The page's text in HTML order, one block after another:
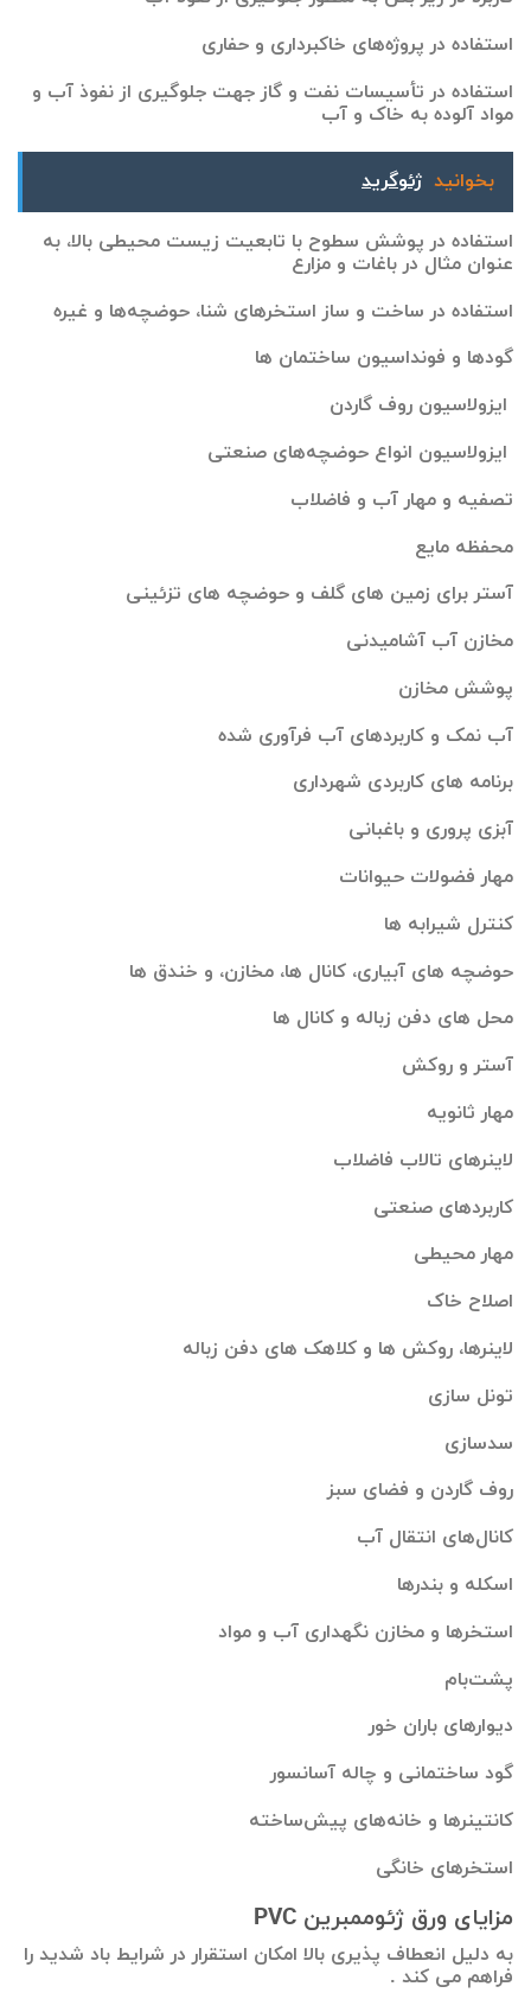
استفاده در پروژه‌‌های خاکبرداری و حفاری
استفاده در تأسیسات نفت و گاز جهت جلوگیری از نفوذ آب و
مواد آلوده به خاک و آب
بخوانید ژئوگرید
استفاده در پوشش سطوح با تابعیت زیست محیطی بالا، به
عنوان مثال در باغات و مزارع
استفاده در ساخت و ساز استخرهای شنا، حوضچه‌‌ها و غیره
گودها و فونداسیون ساختمان ها
ایزولاسیون روف گاردن
ایزولاسیون انواع حوضچه‌های صنعتی
تصفیه و مهار آب و فاضلاب
محفظه مایع
آستر برای زمین های گلف و حوضچه های تزئینی
مخازن آب آشامیدنی
پوشش مخازن
آب نمک و کاربردهای آب فرآوری شده
برنامه های کاربردی شهرداری
آبزی پروری و باغبانی
مهار فضولات حیوانات
کنترل شیرابه ها
حوضچه های آبیاری، کانال ها، مخازن، و خندق ها
محل های دفن زباله و کانال ها
آستر و روکش
مهار ثانویه
لاینرهای تالاب فاضلاب
کاربردهای صنعتی
مهار محیطی
اصلاح خاک
لاینرها، روکش ها و کلاهک های دفن زباله
تونل سازی
سدسازی
روف گاردن و فضای سبز
کانال‌های انتقال آب
اسکله و بندرها
استخرها و مخازن نگهداری آب و مواد
پشت‌بام
دیوارهای باران خور
گود ساختمانی و چاله آسانسور
کانتینرها و خانه‌های پیش‌ساخته
استخرهای خانگی
مزایای ورق ژئوممبرین PVC
به دلیل انعطاف پذیری بالا امکان استقرار در شرایط باد شدید را
فراهم می کند .